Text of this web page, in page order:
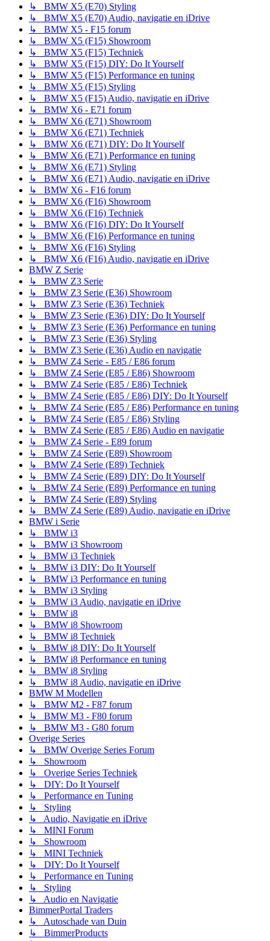
↳ BMW X5 (E70) Styling
↳ BMW X5 (E70) Audio, navigatie en iDrive
↳ BMW X5 - F15 forum
↳ BMW X5 (F15) Showroom
↳ BMW X5 (F15) Techniek
↳ BMW X5 (F15) DIY: Do It Yourself
↳ BMW X5 (F15) Performance en tuning
↳ BMW X5 (F15) Styling
↳ BMW X5 (F15) Audio, navigatie en iDrive
↳ BMW X6 - E71 forum
↳ BMW X6 (E71) Showroom
↳ BMW X6 (E71) Techniek
↳ BMW X6 (E71) DIY: Do It Yourself
↳ BMW X6 (E71) Performance en tuning
↳ BMW X6 (E71) Styling
↳ BMW X6 (E71) Audio, navigatie en iDrive
↳ BMW X6 - F16 forum
↳ BMW X6 (F16) Showroom
↳ BMW X6 (F16) Techniek
↳ BMW X6 (F16) DIY: Do It Yourself
↳ BMW X6 (F16) Performance en tuning
↳ BMW X6 (F16) Styling
↳ BMW X6 (F16) Audio, navigatie en iDrive
BMW Z Serie
↳ BMW Z3 Serie
↳ BMW Z3 Serie (E36) Showroom
↳ BMW Z3 Serie (E36) Techniek
↳ BMW Z3 Serie (E36) DIY: Do It Yourself
↳ BMW Z3 Serie (E36) Performance en tuning
↳ BMW Z3 Serie (E36) Styling
↳ BMW Z3 Serie (E36) Audio en navigatie
↳ BMW Z4 Serie - E85 / E86 forum
↳ BMW Z4 Serie (E85 / E86) Showroom
↳ BMW Z4 Serie (E85 / E86) Techniek
↳ BMW Z4 Serie (E85 / E86) DIY: Do It Yourself
↳ BMW Z4 Serie (E85 / E86) Performance en tuning
↳ BMW Z4 Serie (E85 / E86) Styling
↳ BMW Z4 Serie (E85 / E86) Audio en navigatie
↳ BMW Z4 Serie - E89 forum
↳ BMW Z4 Serie (E89) Showroom
↳ BMW Z4 Serie (E89) Techniek
↳ BMW Z4 Serie (E89) DIY: Do It Yourself
↳ BMW Z4 Serie (E89) Performance en tuning
↳ BMW Z4 Serie (E89) Styling
↳ BMW Z4 Serie (E89) Audio, navigatie en iDrive
BMW i Serie
↳ BMW i3
↳ BMW i3 Showroom
↳ BMW i3 Techniek
↳ BMW i3 DIY: Do It Yourself
↳ BMW i3 Performance en tuning
↳ BMW i3 Styling
↳ BMW i3 Audio, navigatie en iDrive
↳ BMW i8
↳ BMW i8 Showroom
↳ BMW i8 Techniek
↳ BMW i8 DIY: Do It Yourself
↳ BMW i8 Performance en tuning
↳ BMW i8 Styling
↳ BMW i8 Audio, navigatie en iDrive
BMW M Modellen
↳ BMW M2 - F87 forum
↳ BMW M3 - F80 forum
↳ BMW M3 - G80 forum
Overige Series
↳ BMW Overige Series Forum
↳ Showroom
↳ Overige Series Techniek
↳ DIY: Do It Yourself
↳ Performance en Tuning
↳ Styling
↳ Audio, Navigatie en iDrive
↳ MINI Forum
↳ Showroom
↳ MINI Techniek
↳ DIY: Do It Yourself
↳ Performance en Tuning
↳ Styling
↳ Audio en Navigatie
BimmerPortal Traders
↳ Autoschade van Duin
↳ BimmerProducts